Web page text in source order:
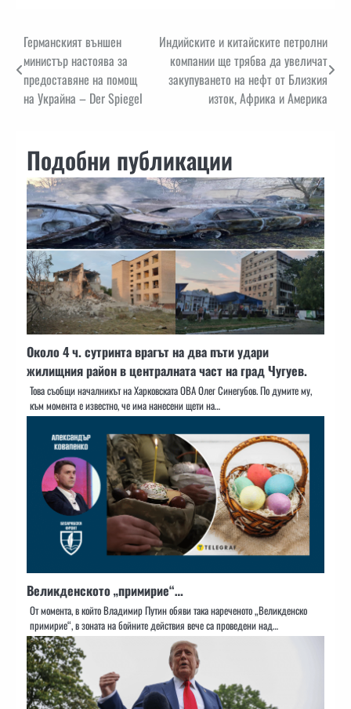
Навигация
Германският външен
министър настоява за
предоставяне на помощ
на Украйна – Der Spiegel
Индийските и китайските петролни
компании ще трябва да увеличат
закупуването на нефт от Близкия
изток, Африка и Америка
Подобни публикации
Около 4 ч. сутринта врагът на два пъти удари
жилищния район в централната част на град Чугуев.
Това съобщи началникът на Харковската ОВА Олег Синегубов. По думите му,
към момента е известно, че има нанесени щети на…
Великденското „примирие“…
От момента, в който Владимир Путин обяви така нареченото „Великденско
примирие“, в зоната на бойните действия вече са проведени над…